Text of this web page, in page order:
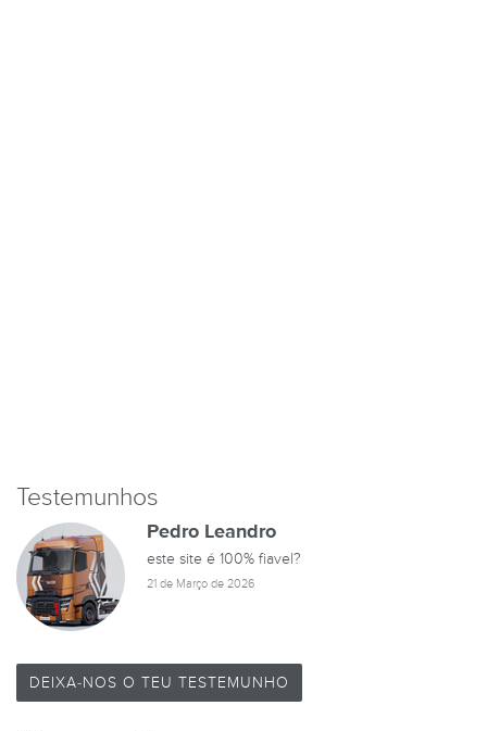
Testemunhos
Pedro Leandro
este site é 100% fiavel?
21 de Março de 2026
DEIXA-NOS O TEU TESTEMUNHO